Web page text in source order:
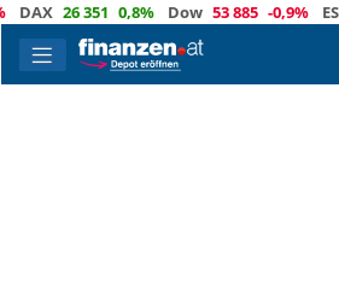
DAX 26 351 0,8% Dow 53 885 -0,9%